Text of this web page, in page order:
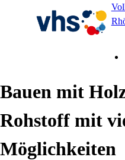
Bauen mit
Rohstoff mit
Möglichkeiten